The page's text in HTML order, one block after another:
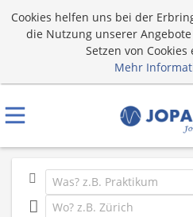
Cookies helfen uns bei der
die Nutzung unserer
Setzen von
Mehr